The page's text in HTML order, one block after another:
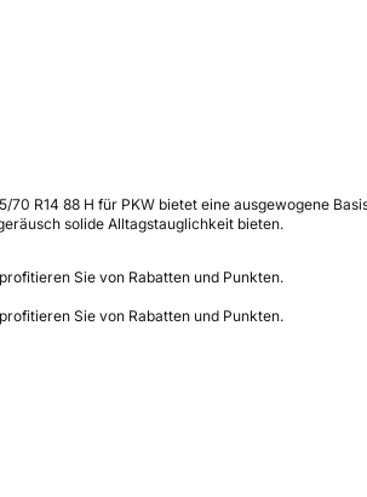
70 R14 88 H für PKW bietet eine ausgewogene
solide Alltagstauglichkeit bieten.
Sie von Rabatten und Punkten.
Sie von Rabatten und Punkten.